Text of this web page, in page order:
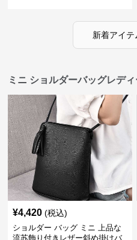
新着アイ
ミニ ショルダーバッグレデ
¥4,420 (税込)
ショルダー バッグ ミニ 上品な
流苏飾り付きレザー斜め掛けバ